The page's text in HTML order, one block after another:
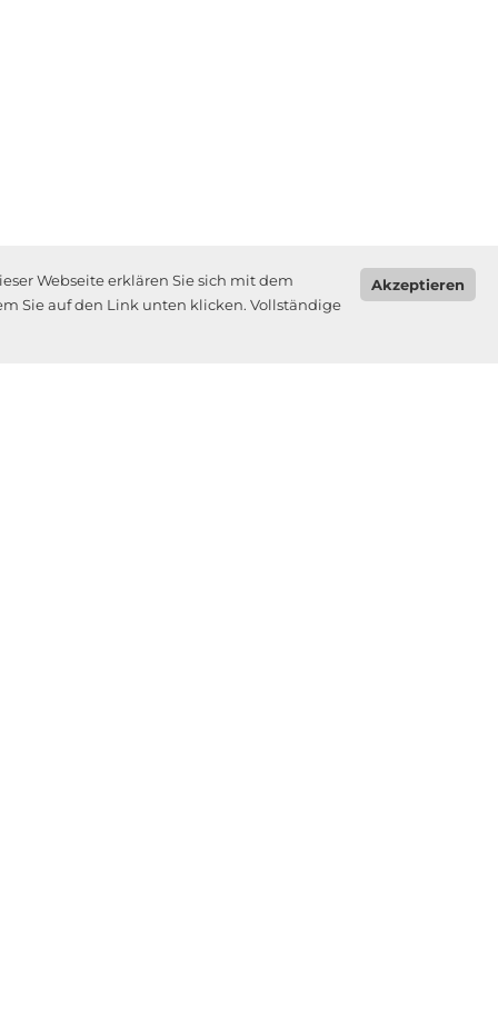
Akzeptieren
Webseite erklären Sie sich mit dem
Sie auf den Link unten klicken. Vollständige